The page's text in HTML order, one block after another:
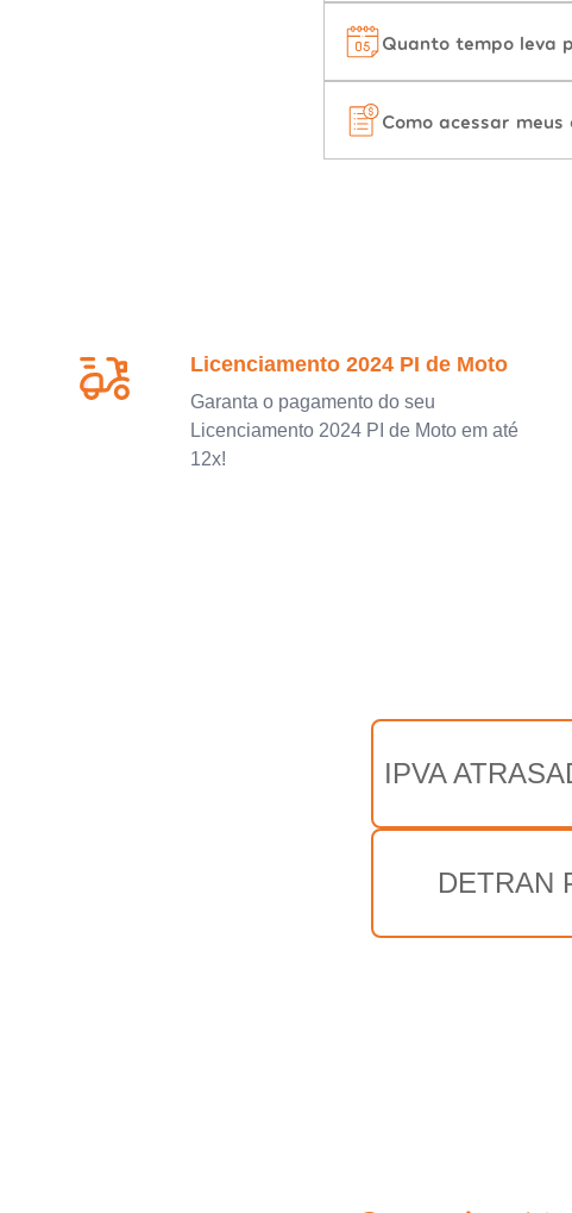
Quanto tempo leva
Como acessar meus
Licenciamento 2024 PI de Moto
Garanta o pagamento do seu
Licenciamento 2024 PI de Moto em até
12x!
IPVA
DETRAN